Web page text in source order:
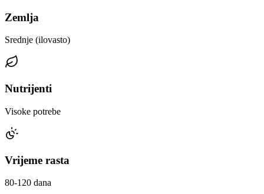
Zemlja
Srednje (ilovasto)
Nutrijenti
Visoke potrebe
Vrijeme rasta
80-120 dana